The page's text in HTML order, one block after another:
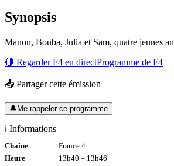
Synopsis
Manon, Bouba, Julia et Sam, quatre jeunes
🔴 RegarderF4 en directProgramme de F4
📤 Partager cette émission
🔔Me rappeler ce programme
ℹ️ Informations
Chaîne
France 4
Heure
13h40 – 13h46